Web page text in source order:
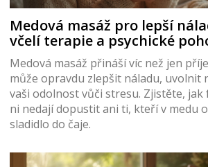
Medová masáž pro lepší
včelí terapie a psychické
Medová masáž přináší víc než jen
může opravdu zlepšit náladu, uvolnit
vaši odolnost vůči stresu. Zjistěte,
ni nedají dopustit ani ti, kteří v medu
sladidlo do čaje.